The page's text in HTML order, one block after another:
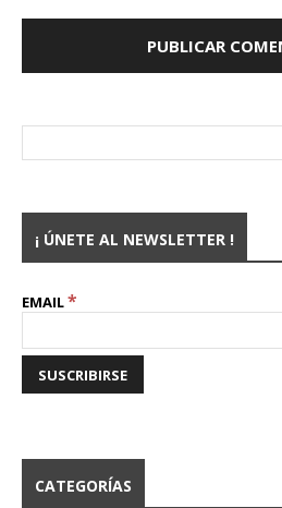
¡ ÚNETE AL NEWSLETTER !
EMAIL*
CATEGORÍAS